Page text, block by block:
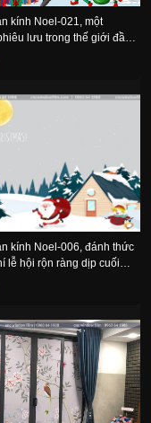
kính Noel-021, một
lưu trong thế giới đầy
kính Noel-006, đánh thức
lễ hội rộn ràng dịp cuối